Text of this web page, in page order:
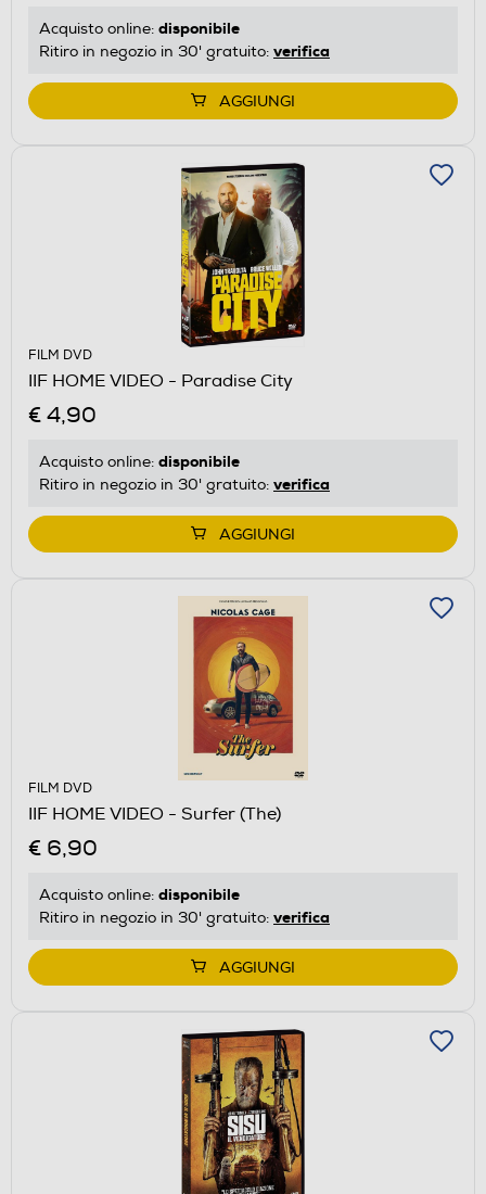
Acquisto online: disponibile
Ritiro in negozio in 30' gratuito: verifica
AGGIUNGI
FILM DVD
IIF HOME VIDEO - Paradise City
€ 4,90
Acquisto online: disponibile
Ritiro in negozio in 30' gratuito: verifica
AGGIUNGI
FILM DVD
IIF HOME VIDEO - Surfer (The)
€ 6,90
Acquisto online: disponibile
Ritiro in negozio in 30' gratuito: verifica
AGGIUNGI